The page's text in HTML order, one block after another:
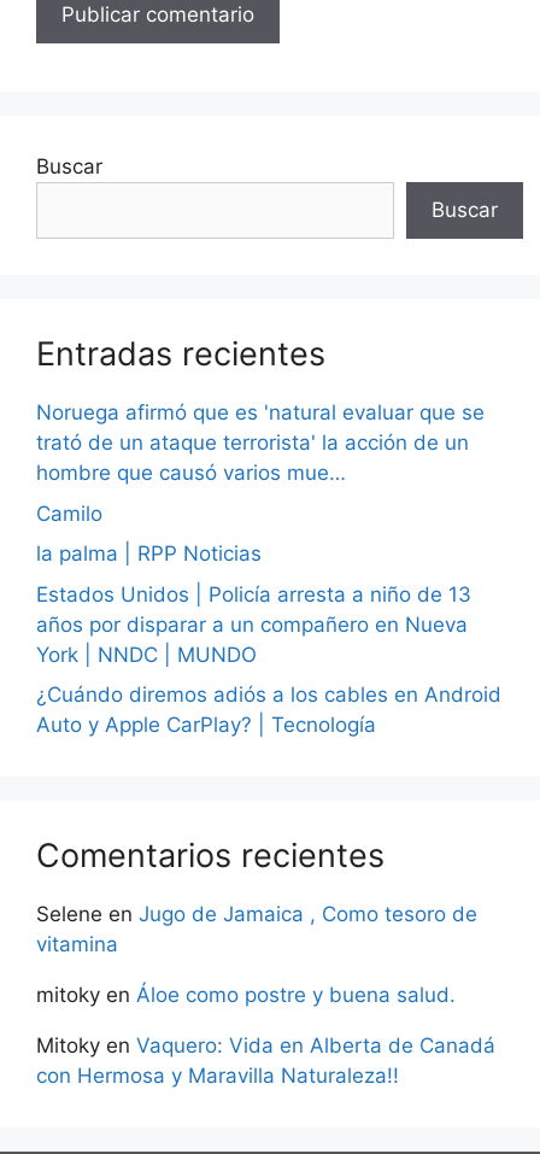
Buscar
Buscar
Entradas recientes
Noruega afirmó que es 'natural evaluar que se
trató de un ataque terrorista' la acción de un
hombre que causó varios mue…
Camilo
la palma | RPP Noticias
Estados Unidos | Policía arresta a niño de 13
años por disparar a un compañero en Nueva
York | NNDC | MUNDO
¿Cuándo diremos adiós a los cables en Android
Auto y Apple CarPlay? | Tecnología
Comentarios recientes
Selene en Jugo de Jamaica , Como tesoro de
vitamina
mitoky en Áloe como postre y buena salud.
Mitoky en Vaquero: Vida en Alberta de Canadá
con Hermosa y Maravilla Naturaleza!!